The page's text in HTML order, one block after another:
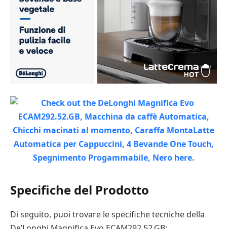
Specifiche del Prodotto
Di seguito, puoi trovare le specifiche tecniche della